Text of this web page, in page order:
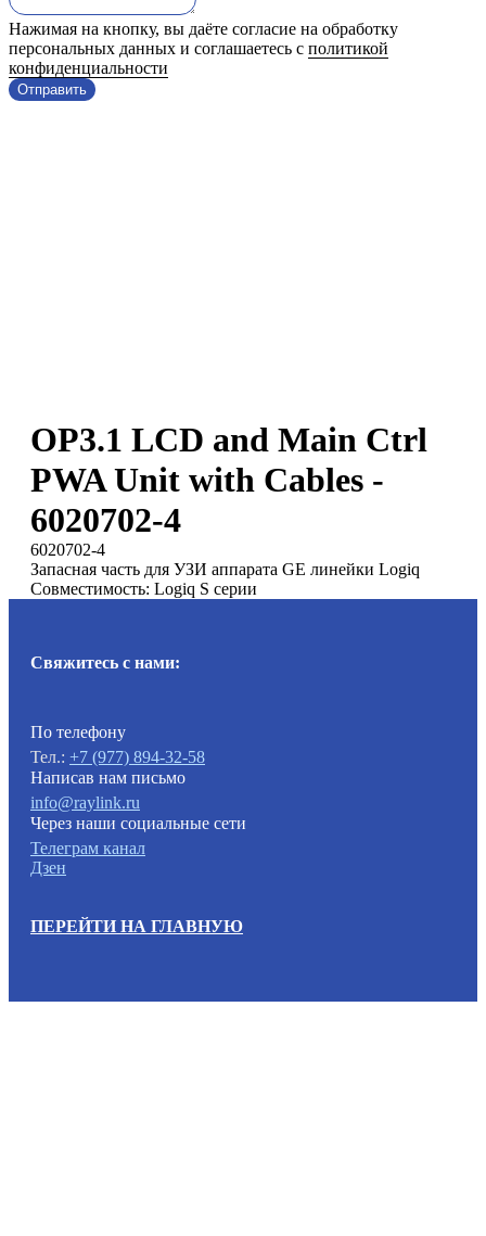
Нажимая на кнопку, вы даёте согласие на обработку
персональных данных и соглашаетесь с политикой
конфиденциальности
Отправить
OP3.1 LCD and Main Ctrl
PWA Unit with Cables -
6020702-4
6020702-4
Запасная часть для УЗИ аппарата GE линейки Logiq
Совместимость: Logiq S серии
Свяжитесь с нами:
По телефону
Тел.: +7 (977) 894-32-58
Написав нам письмо
info@raylink.ru
Через наши социальные сети
Телеграм канал
Дзен
ПЕРЕЙТИ НА ГЛАВНУЮ